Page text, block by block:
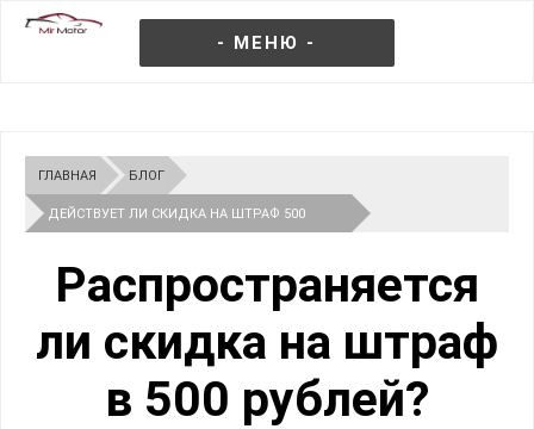
- МЕНЮ -
ГЛАВНАЯ БЛОГ
ДЕЙСТВУЕТ ЛИ СКИДКА НА ШТРАФ 500
Распространяется
ли скидка на штраф
в 500 рублей?